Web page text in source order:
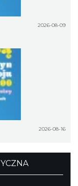
2026-08-09
2026-08-16